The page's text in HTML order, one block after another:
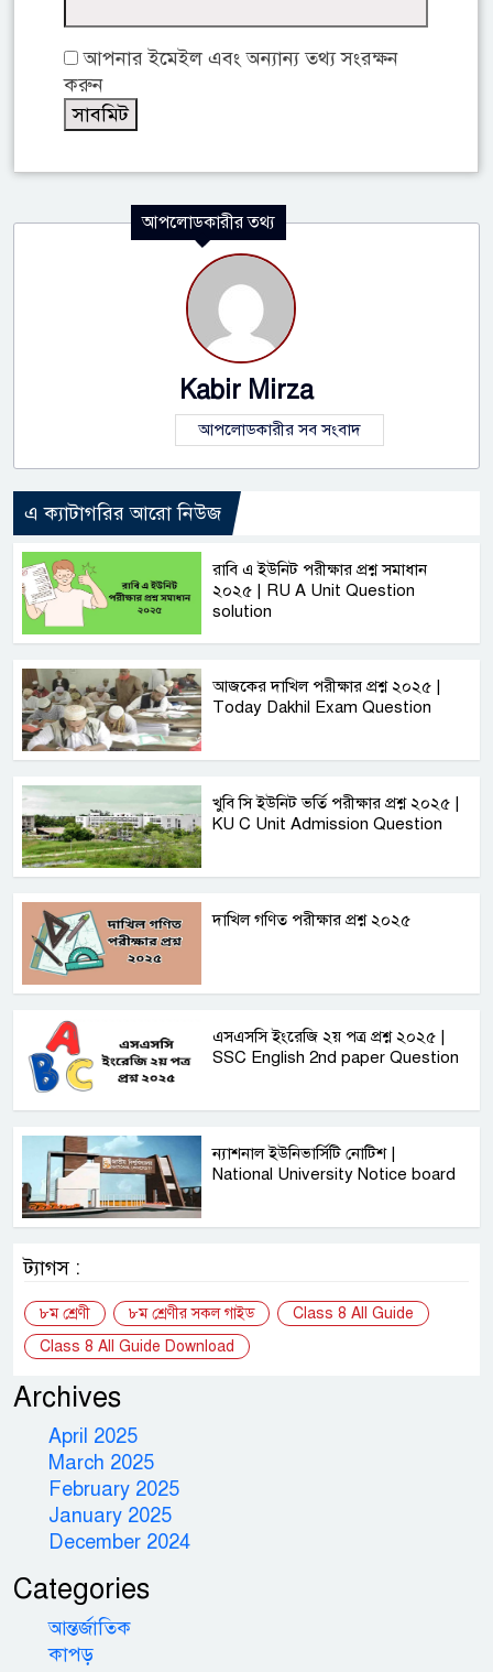
আপনার ইমেইল এবং অন্যান্য তথ্য সংরক্ষন
করুন
আপলোডকারীর তথ্য
Kabir Mirza
আপলোডকারীর সব সংবাদ
এ ক্যাটাগরির আরো নিউজ
রাবি এ ইউনিট পরীক্ষার প্রশ্ন সমাধান
২০২৫ | RU A Unit Question
solution
আজকের দাখিল পরীক্ষার প্রশ্ন ২০২৫ |
Today Dakhil Exam Question
খুবি সি ইউনিট ভর্তি পরীক্ষার প্রশ্ন ২০২৫ |
KU C Unit Admission Question
দাখিল গণিত পরীক্ষার প্রশ্ন ২০২৫
এসএসসি ইংরেজি ২য় পত্র প্রশ্ন ২০২৫ |
SSC English‌ 2nd paper Question
ন্যাশনাল ইউনিভার্সিটি নোটিশ |
National University Notice board
ট্যাগস :
৮ম শ্রেণী ৮ম শ্রেণীর সকল গাইড
Class 8 All Guide
Class 8 All Guide Download
Archives
April 2025
March 2025
February 2025
January 2025
December 2024
Categories
আন্তর্জাতিক
কাপড়